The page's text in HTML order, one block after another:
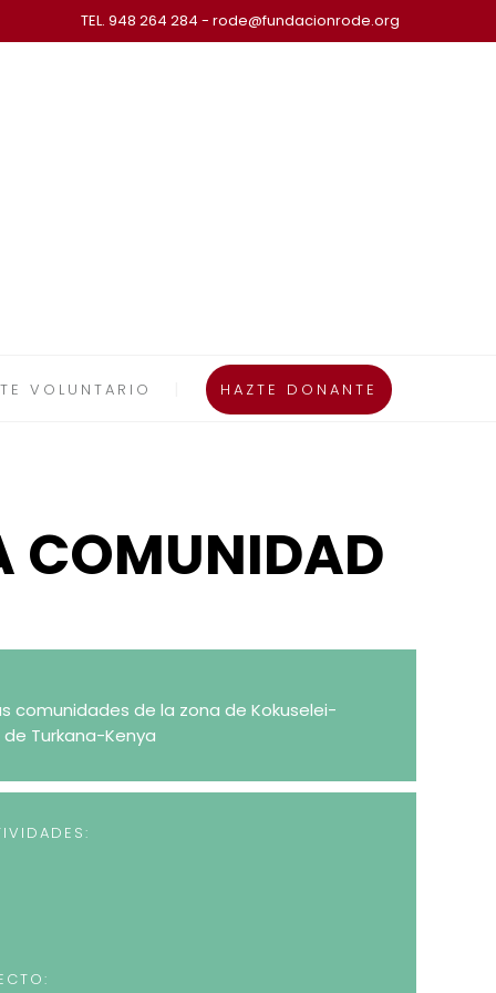
TEL. 948 264 284 - rode@fundacionrode.org
VOLUNTARIO HAZTE DONANTE
COMUNIDAD
comunidades de la zona de Kokuselei-
Turkana-Kenya